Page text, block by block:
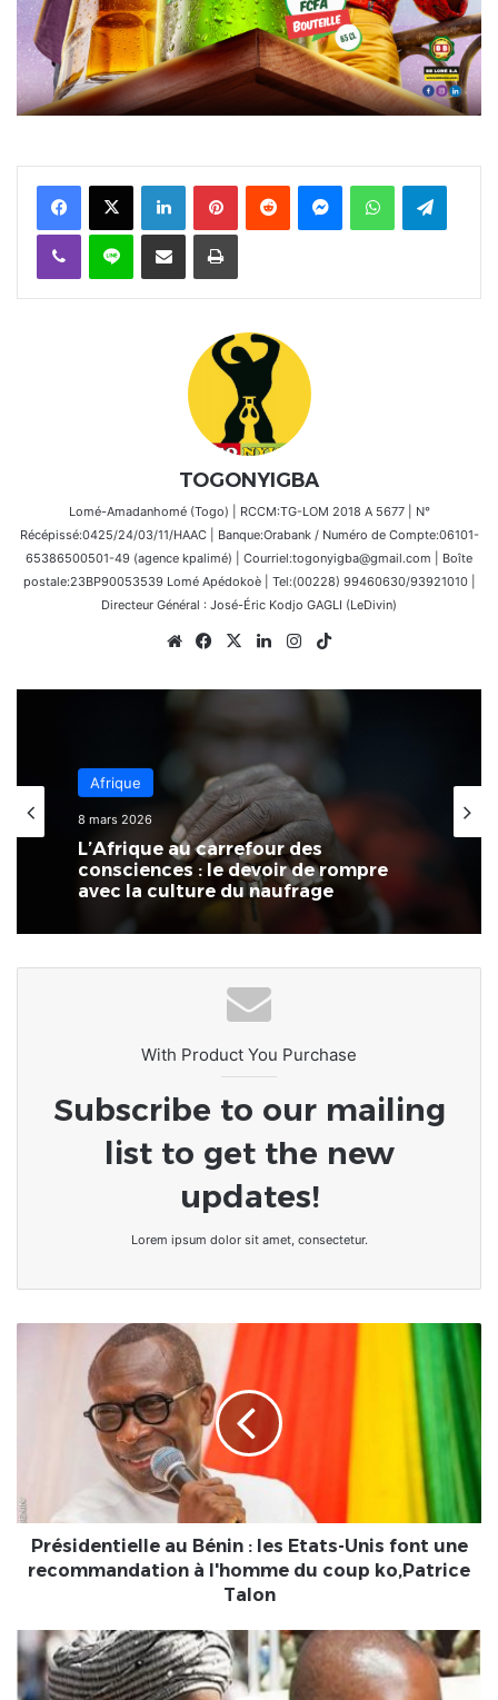
FacebookX Linkedin PinterestReddit MessengerWhatsAppTelegram
Viber Ligne Partager par email Imprimer
TOGONYIGBA
Lomé-Amadanhomé (Togo) | RCCM:TG-LOM 2018 A 5677 | N°
Récépissé:0425/24/03/11/HAAC | Banque:Orabank / Numéro de Compte:06101-
65386500501-49 (agence kpalimé) | Courriel:togonyigba@gmail.com | Boîte
postale:23BP90053539 Lomé Apédokoè | Tel:(00228) 99460630/93921010 |
Directeur Général : José-Éric Kodjo GAGLI (LeDivin)
WebsiteFacebook
X LinkedinInstagram
Afrique
8 mars 2026
L’Afrique au carrefour des
consciences : le devoir de rompre
avec la culture du naufrage
With Product You Purchase
Subscribe to our mailing
list to get the new
updates!
Lorem ipsum dolor sit amet, consectetur.
font
une
recommandation
ko,Patrice
Talon
Présidentielle au Bénin : les Etats-Unis font une
recommandation à l'homme du coup ko,Patrice
Talon
Zimbabwe
le